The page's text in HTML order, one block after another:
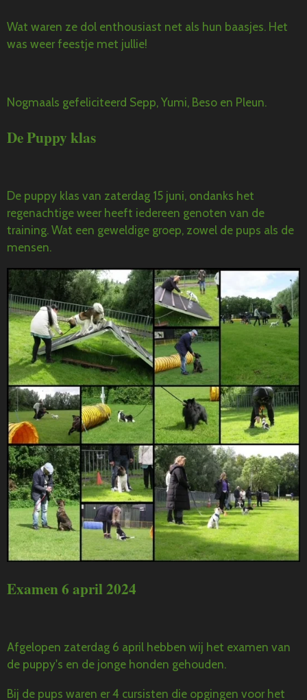
Wat waren ze dol enthousiast net als hun baasjes. Het
was weer feestje met jullie!
Nogmaals gefeliciteerd Sepp, Yumi, Beso en Pleun.
De Puppy klas
De puppy klas van zaterdag 15 juni, ondanks het
regenachtige weer heeft iedereen genoten van de
training. Wat een geweldige groep, zowel de pups als de
mensen.
Examen 6 april 2024
Afgelopen zaterdag 6 april hebben wij het examen van
de puppy's en de jonge honden gehouden.
Bij de pups waren er 4 cursisten die opgingen voor het